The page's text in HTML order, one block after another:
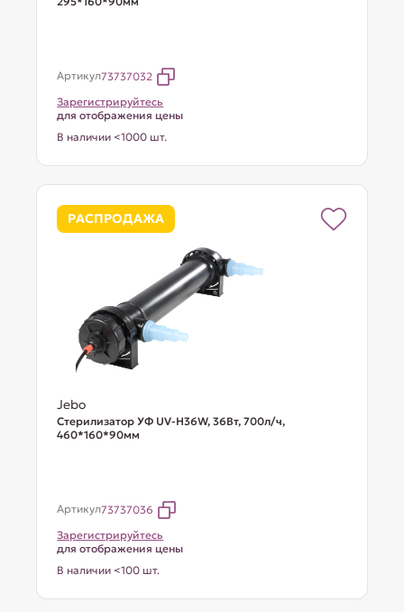
Артикул73737032
Зарегистрируйтесь
для отображения цены
В наличии <1000 шт.
РАСПРОДАЖА
Jebo
Стерилизатор УФ UV-H36W, 36Вт, 700л/ч,
460*160*90мм
Артикул73737036
Зарегистрируйтесь
для отображения цены
В наличии <100 шт.